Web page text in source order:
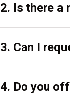
2. Is there a
3. Can I
4. Do you